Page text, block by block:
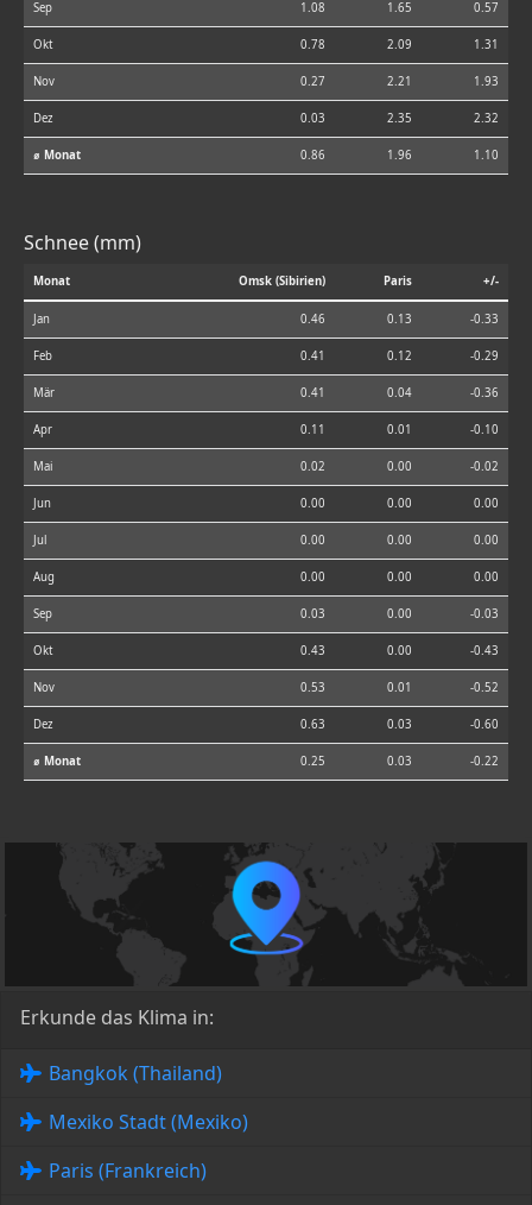
Sep 1.08 1.65 0.57
Okt 0.78 2.09 1.31
Nov 0.27 2.21 1.93
Dez 0.03 2.35 2.32
⌀ Monat 0.86 1.96 1.10
Schnee (mm)
Monat Omsk (Sibirien) Paris +/-
Jan 0.46 0.13 -0.33
Feb 0.41 0.12 -0.29
Mär 0.41 0.04 -0.36
Apr 0.11 0.01 -0.10
Mai 0.02 0.00 -0.02
Jun 0.00 0.00 0.00
Jul 0.00 0.00 0.00
Aug 0.00 0.00 0.00
Sep 0.03 0.00 -0.03
Okt 0.43 0.00 -0.43
Nov 0.53 0.01 -0.52
Dez 0.63 0.03 -0.60
⌀ Monat 0.25 0.03 -0.22
Erkunde das Klima in:
Bangkok (Thailand)
Mexiko Stadt (Mexiko)
Paris (Frankreich)